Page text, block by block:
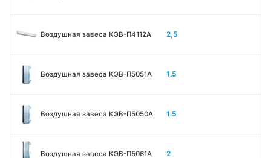
Воздушная завеса КЭВ-П4112А 2,5
Воздушная завеса КЭВ-П5051A 1.5
Воздушная завеса КЭВ-П5050A 1.5
Воздушная завеса КЭВ-П5061A 2